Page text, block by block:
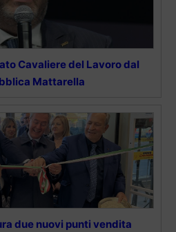
Cavaliere del Lavoro dal
Mattarella
due nuovi punti vendita